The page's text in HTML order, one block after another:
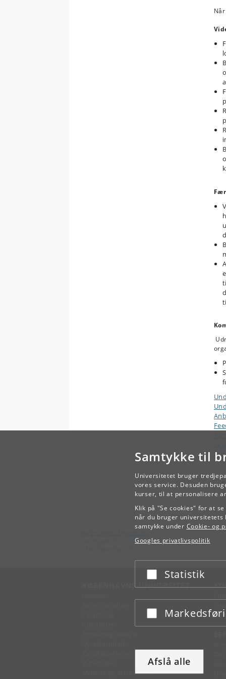
Samtykke til
Universitetet bruger
vores service. Desuden
kurser, til at personalisere
Klik på "Se cookies" for at
når du bruger universitetets
samtykke under Cookie- og
Googles privatlivspolitik
Acceptér eller afslå
Statistik
Acceptér eller afslå
Afslå alle
KØBENHAVNS UNIVERSITET
Museer og attraktioner